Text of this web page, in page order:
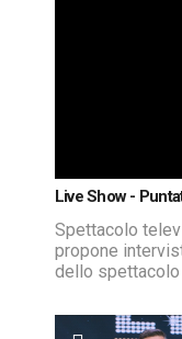
Live Show -
Spettacolo
propone
dello